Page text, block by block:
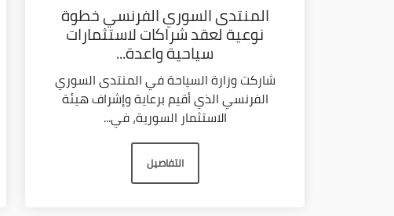
المنتدى السوري الفرنسي خطوة
نوعية لعقد شراكات لاستثمارات
سياحية واعدة...
شاركت وزارة السياحة في المنتدى السوري
الفرنسي الذي أقيم برعاية وإشراف هيئة
الاستثمار السورية، في...
التفاصيل